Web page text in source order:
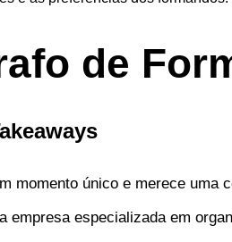
de
momento único e merece uma
empresa especializada em